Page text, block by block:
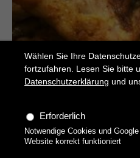
Shawarma
Wählen Sie Ihre
fortzufahren. Lesen Sie bitte
Datenschutzerklärung und
Erforderlich
Notwendige Cookies und
Website korrekt funktioniert